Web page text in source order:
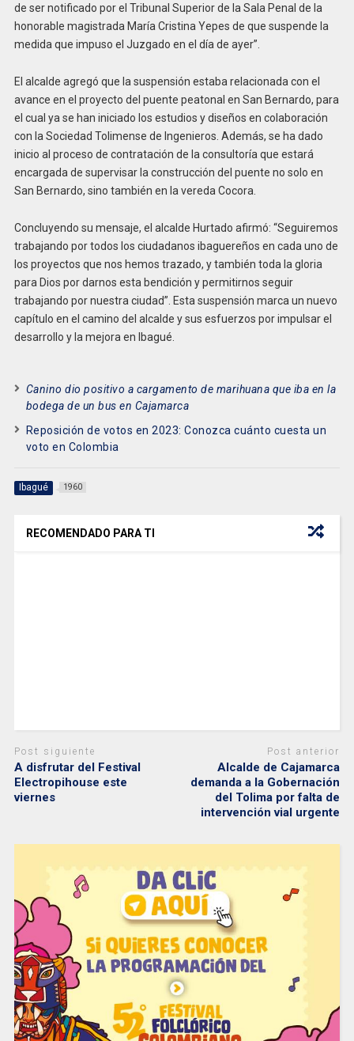
de ser notificado por el Tribunal Superior de la Sala Penal de la
honorable magistrada María Cristina Yepes de que suspende la
medida que impuso el Juzgado en el día de ayer”.
El alcalde agregó que la suspensión estaba relacionada con el
avance en el proyecto del puente peatonal en San Bernardo, para
el cual ya se han iniciado los estudios y diseños en colaboración
con la Sociedad Tolimense de Ingenieros. Además, se ha dado
inicio al proceso de contratación de la consultoría que estará
encargada de supervisar la construcción del puente no solo en
San Bernardo, sino también en la vereda Cocora.
Concluyendo su mensaje, el alcalde Hurtado afirmó: “Seguiremos
trabajando por todos los ciudadanos ibaguereños en cada uno de
los proyectos que nos hemos trazado, y también toda la gloria
para Dios por darnos esta bendición y permitirnos seguir
trabajando por nuestra ciudad”. Esta suspensión marca un nuevo
capítulo en el camino del alcalde y sus esfuerzos por impulsar el
desarrollo y la mejora en Ibagué.
Canino dio positivo a cargamento de marihuana que iba en la
bodega de un bus en Cajamarca
Reposición de votos en 2023: Conozca cuánto cuesta un
voto en Colombia
Ibagué 1960
RECOMENDADO PARA TI
Post siguiente
A disfrutar del Festival
Electropihouse este
viernes
Post anterior
Alcalde de Cajamarca
demanda a la Gobernación
del Tolima por falta de
intervención vial urgente